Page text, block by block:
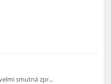
smutná zpr...